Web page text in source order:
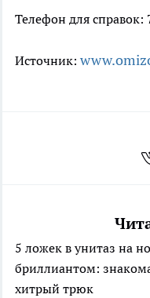
Телефон для справок:
Источник:
5 ложек в унитаз на
бриллиантом:
хитрый трюк